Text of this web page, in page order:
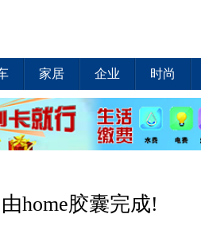
家居 企业 时尚
home胶囊完成!